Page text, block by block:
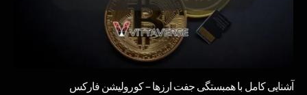
آشنایی کامل با همبستگی جفت ارزها – کورولیشن فارکس